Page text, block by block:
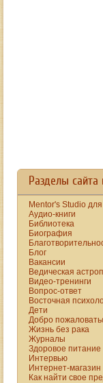
Разделы
Mentor's Studio
Аудио-книги
Библиотека
Биография
Блог
Вакансии
Ведическая
Видео-тренинги
Вопрос-ответ
Восточная
Дети
Добро
Жизнь без рака
Журналы
Здоровое питание
Интервью
Интернет-магазин
Как найти свое